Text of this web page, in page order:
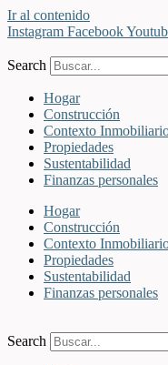
Ir al contenido
Instagram Facebook
Search
Hogar
Construcción
Contexto
Propiedades
Sustentabilidad
Finanzas personales
Hogar
Construcción
Contexto
Propiedades
Sustentabilidad
Finanzas personales
Search